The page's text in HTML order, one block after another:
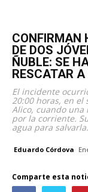
CONFIRMAN
DE DOS
ÑUBLE: SE
RESCATAR
El incidente
20:00 horas, en el
Alico, cuando
por la corriente.
agua para salvarla.
Eduardo Córdova
Comparte esta